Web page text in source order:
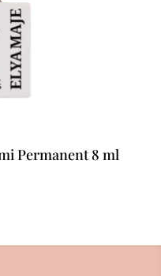
Permanent 8 ml